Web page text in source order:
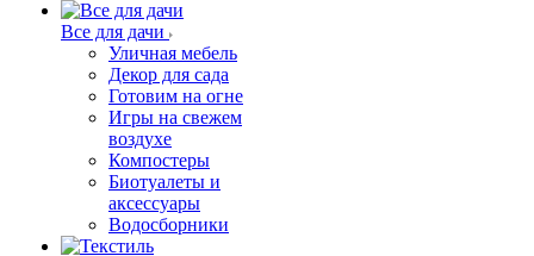
Все для дачи
Уличная мебель
Декор для сада
Готовим на огне
Игры на свежем
воздухе
Компостеры
Биотуалеты и
аксессуары
Водосборники